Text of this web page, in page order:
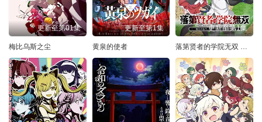
更新至第01集
梅比乌斯之尘
更新至第1集
黄泉的使者
更新至第1集
落第贤者的学院无双 第二回转生，S等级作弊魔术师冒险记